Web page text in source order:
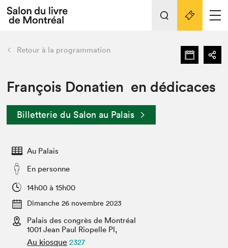
Espace exposant⋅e⋅s
Espace enseignant·e·s
Espace médias
L'événement
Préparer sa visite au Salon
Actualités
SLM PRO
retour Nos activités
Préparer sa visite
Salon dans la ville et en ligne
Projets partenaires
Liens pratiques
Retour à la programmation
François Donatien en dédicaces
Billetterie du Salon au Palais
Au Palais
En personne
14h00 à 15h00
Dimanche 26 novembre 2023
Palais des congrès de Montréal
1001 Jean Paul Riopelle Pl,
Au kiosque 2327